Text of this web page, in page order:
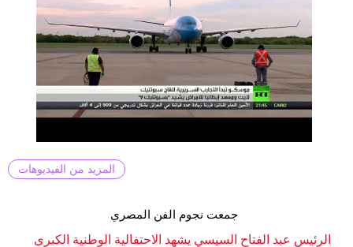
المزيد من الفيديوهات
جمعت نجوم الفن المصري
الرئيس عبد الفتاح السيسي يشهد الاحتفالية الوطنية الكبرى